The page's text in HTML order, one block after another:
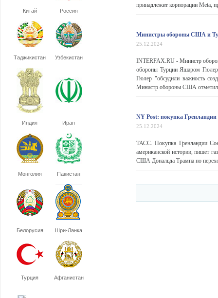
Китай Россия
Таджикистан Узбекистан
Индия Иран
Монголия Пакистан
Белорусия Шри-Ланка
Турция Афганистан
принадлежит корпорации Meta,
Министры обороны США и
25.12.2024
INTERFAX.RU - Министр
обороны Турции Яшаром
Гюлер "обсудили важность
Министр обороны США отметил,
NY Post: покупка
25.12.2024
ТАСС. Покупка Гренландии
американской истории, пишет
США Дональда Трампа по